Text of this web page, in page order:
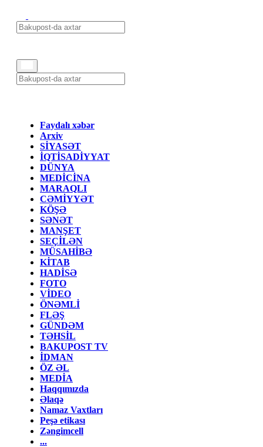
Faydalı xəbər
Arxiv
SİYASƏT
İQTİSADİYYAT
DÜNYA
MEDİCİNA
MARAQLI
CƏMİYYƏT
KÖŞƏ
SƏNƏT
MANŞET
SEÇİLƏN
MÜSAHİBƏ
KİTAB
HADİSƏ
FOTO
VİDEO
ÖNƏMLİ
FLƏŞ
GÜNDƏM
TƏHSİL
BAKUPOST TV
İDMAN
ÖZ ƏL
MEDİA
Haqqımızda
Əlaqə
Namaz Vaxtları
Peşə etikası
Zəngimcell
...